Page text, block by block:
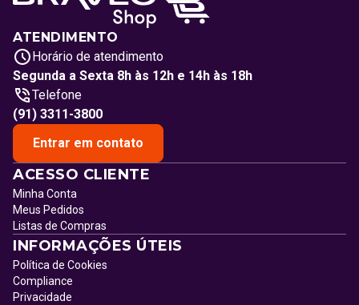
ATENDIMENTO
Horário de atendimento
Segunda a Sexta 8h às 12h e 14h às 18h
Telefone
(91) 3311-3800
Entrar em contato
ACESSO CLIENTE
Minha Conta
Meus Pedidos
Listas de Compras
INFORMAÇÕES ÚTEIS
Política de Cookies
Compliance
Privacidade